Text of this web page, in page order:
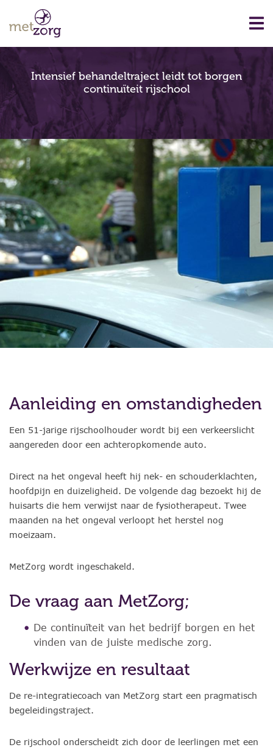
Intensief behandeltraject leidt tot borgen
continuïteit rijschool
Aanleiding en omstandigheden
Een 51-jarige rijschoolhouder wordt bij een verkeerslicht
aangereden door een achteropkomende auto.
Direct na het ongeval heeft hij nek- en schouderklachten,
hoofdpijn en duizeligheid. De volgende dag bezoekt hij de
huisarts die hem verwijst naar de fysiotherapeut. Twee
maanden na het ongeval verloopt het herstel nog
moeizaam.
MetZorg wordt ingeschakeld.
De vraag aan MetZorg;
De continuïteit van het bedrijf borgen en het
vinden van de juiste medische zorg.
Werkwijze en resultaat
De re-integratiecoach van MetZorg start een pragmatisch
begeleidingstraject.
De rijschool onderscheidt zich door de leerlingen met een